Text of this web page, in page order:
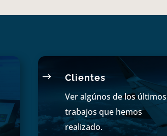
$ Clientes
Ver algúnos de los últimos
trabajos que hemos
realizado.